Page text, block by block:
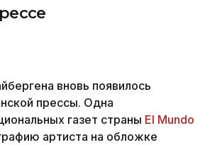
вновь появилось
прессы. Одна
газет страны El Mundo
артиста на обложке